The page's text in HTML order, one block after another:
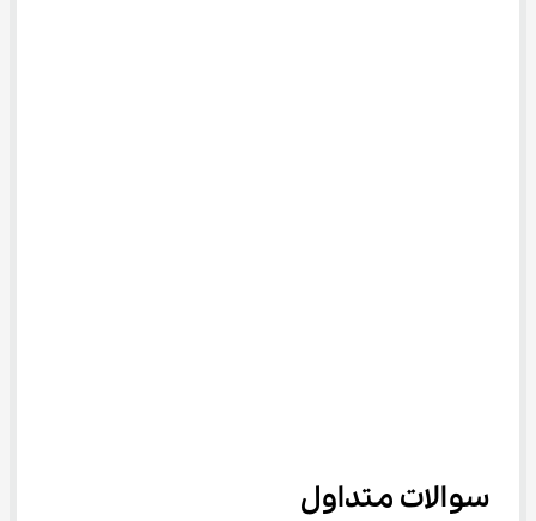
سوالات متداول